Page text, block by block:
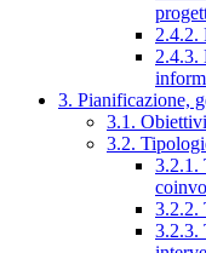
2.4.2.
2.4.3.
3. Pianificazione,
3.1.
3.2.
3.2.1.
3.2.2.
3.2.3.